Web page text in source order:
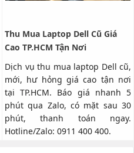
Thu Mua Laptop Dell Cũ Giá
Cao TP.HCM Tận Nơi
Dịch vụ thu mua laptop Dell cũ,
mới, hư hỏng giá cao tận nơi
tại TP.HCM. Báo giá nhanh 5
phút qua Zalo, có mặt sau 30
phút, thanh toán ngay.
Hotline/Zalo: 0911 400 400.